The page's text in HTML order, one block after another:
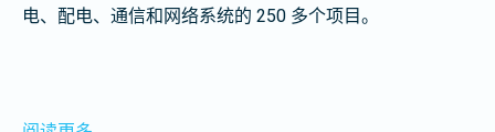
电、配电、通信和网络系统的 250 多个项目。